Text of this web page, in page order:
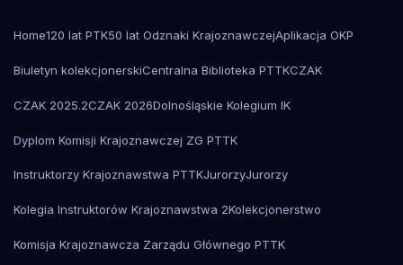
Home120 lat PTK50 lat Odznaki KrajoznawczejAplikacja OKP
Biuletyn kolekcjonerskiCentralna Biblioteka PTTKCZAK
CZAK 2025.2CZAK 2026Dolnośląskie Kolegium IK
Dyplom Komisji Krajoznawczej ZG PTTK
Instruktorzy Krajoznawstwa PTTKJurorzyJurorzy
Kolegia Instruktorów Krajoznawstwa 2Kolekcjonerstwo
Komisja Krajoznawcza Zarządu Głównego PTTK